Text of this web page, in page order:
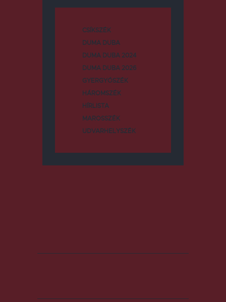
CSÍKSZÉK
DUMA DUBA
DUMA DUBA 2024
DUMA DUBA 2026
GYERGYÓSZÉK
HÁROMSZÉK
HÍRLISTA
MAROSSZÉK
UDVARHELYSZÉK